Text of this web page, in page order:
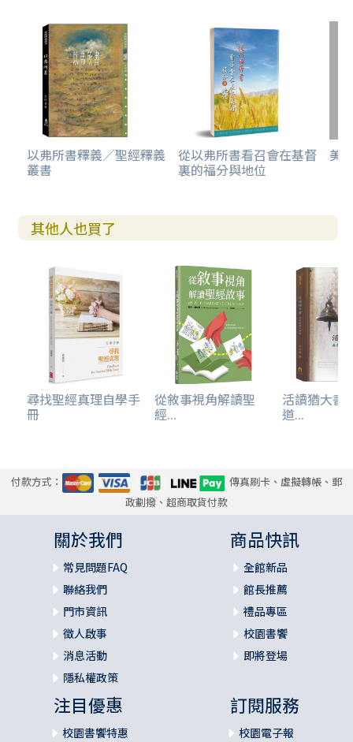
以弗所書釋義／聖經釋義
叢書
從以弗所書看召會在基督
裏的福分與地位
美
其他人也買了
尋找聖經真理自學手
冊
從敘事視角解讀聖
經...
活讀猶大書
道...
付款方式：
傳真刷卡、虛擬轉帳、郵
政劃撥、超商取貨付款
關於我們
常見問題FAQ
聯絡我們
門市資訊
徵人啟事
消息活動
隱私權政策
商品快訊
全館新品
館長推薦
禮品專區
校園書饗
即將登場
注目優惠
校園書饗特惠
訂閱服務
校園電子報